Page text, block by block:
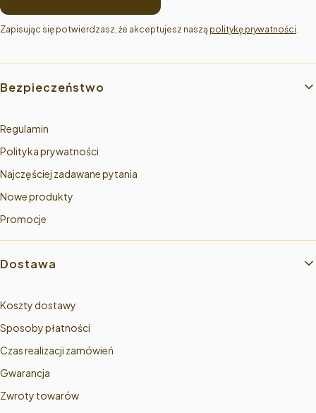
Zapisując się potwierdzasz, że akceptujesz naszą politykę prywatności
Linki w stopce
Bezpieczeństwo
Regulamin
Polityka prywatności
Najczęściej zadawane pytania
Nowe produkty
Promocje
Dostawa
Koszty dostawy
Sposoby płatności
Czas realizacji zamówień
Gwarancja
Zwroty towarów